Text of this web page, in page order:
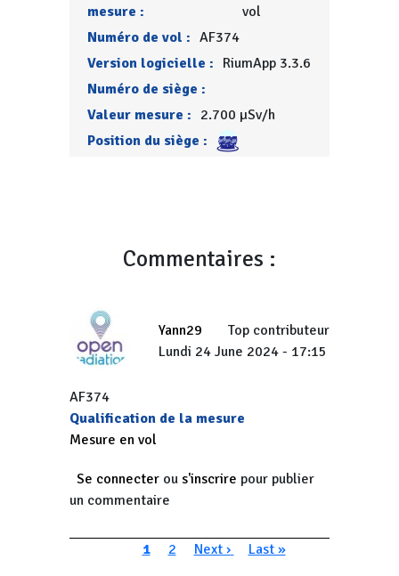
mesure :
vol
Numéro de vol : AF374
Version logicielle : RiumApp 3.3.6
Numéro de siège :
Valeur mesure : 2.700 µSv/h
Position du siège :
Commentaires :
Yann29
Top contributeur
Lundi 24 June 2024 - 17:15
AF374
Qualification de la mesure
Mesure en vol
Se connecter ou s'inscrire pour publier
un commentaire
PaginationPage courante
1 Page
2 Page suivante
Next › Dernière page
Last »